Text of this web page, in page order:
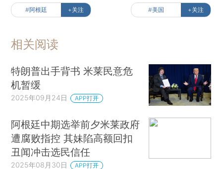
#阿根廷 +关注 #美国 +关注
相关阅读
特朗普出手背书 米莱民意危
机暂缓
2025年09月24日 APP打开
阿根廷中期选举前夕米莱政府
遭腐败指控 其妹陷高额回扣
丑闻冲击选民信任
2025年08月30日 APP打开